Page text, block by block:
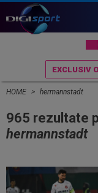
EXCLUSIV
HOME hermannstadt
965 rezultate
hermannstadt